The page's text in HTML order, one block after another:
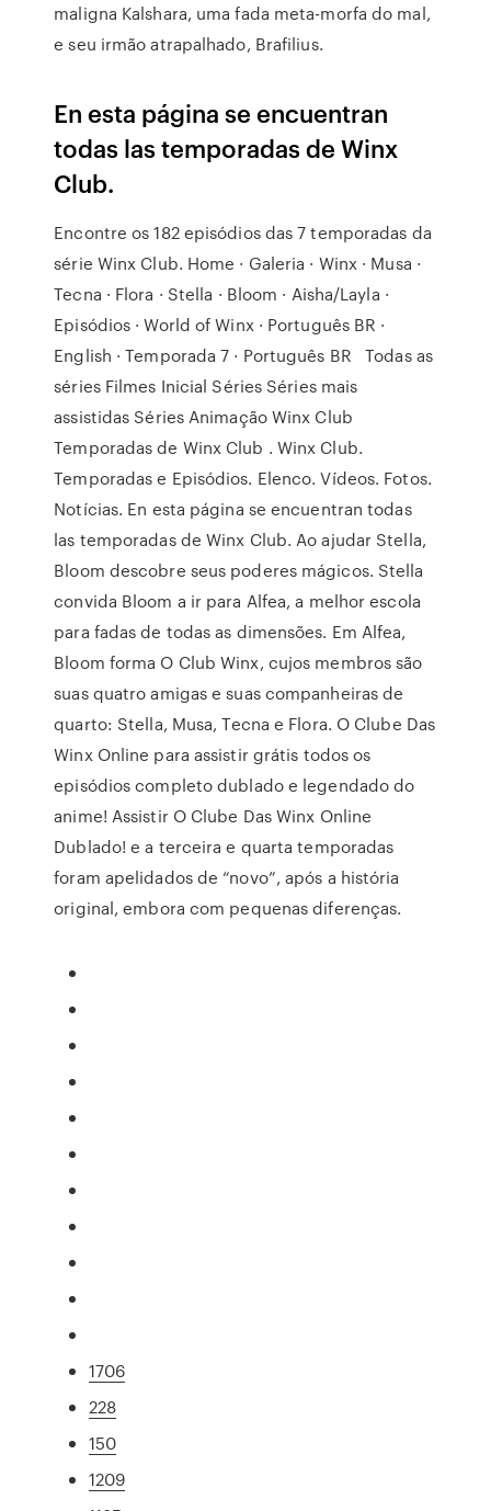
maligna Kalshara, uma fada meta-morfa do mal,
e seu irmão atrapalhado, Brafilius.
En esta página se encuentran
todas las temporadas de Winx
Club.
Encontre os 182 episódios das 7 temporadas da
série Winx Club. Home · Galeria · Winx · Musa ·
Tecna · Flora · Stella · Bloom · Aisha/Layla ·
Episódios · World of Winx · Português BR ·
English · Temporada 7 · Português BR Todas as
séries Filmes Inicial Séries Séries mais
assistidas Séries Animação Winx Club
Temporadas de Winx Club . Winx Club.
Temporadas e Episódios. Elenco. Vídeos. Fotos.
Notícias. En esta página se encuentran todas
las temporadas de Winx Club. Ao ajudar Stella,
Bloom descobre seus poderes mágicos. Stella
convida Bloom a ir para Alfea, a melhor escola
para fadas de todas as dimensões. Em Alfea,
Bloom forma O Club Winx, cujos membros são
suas quatro amigas e suas companheiras de
quarto: Stella, Musa, Tecna e Flora. O Clube Das
Winx Online para assistir grátis todos os
episódios completo dublado e legendado do
anime! Assistir O Clube Das Winx Online
Dublado! e a terceira e quarta temporadas
foram apelidados de “novo”, após a história
original, embora com pequenas diferenças.
1706
228
150
1209